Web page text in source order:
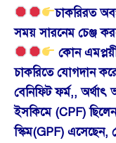
চাকরিরত
সময় সারনেম চেঞ্জ
কোন
চাকরিতে যোগদান
বেনিফিট ফর্ম,, অর্থাৎ
ইসকিমে (CPF) ছিলেন
স্কিম(GPF) এসেছেন,